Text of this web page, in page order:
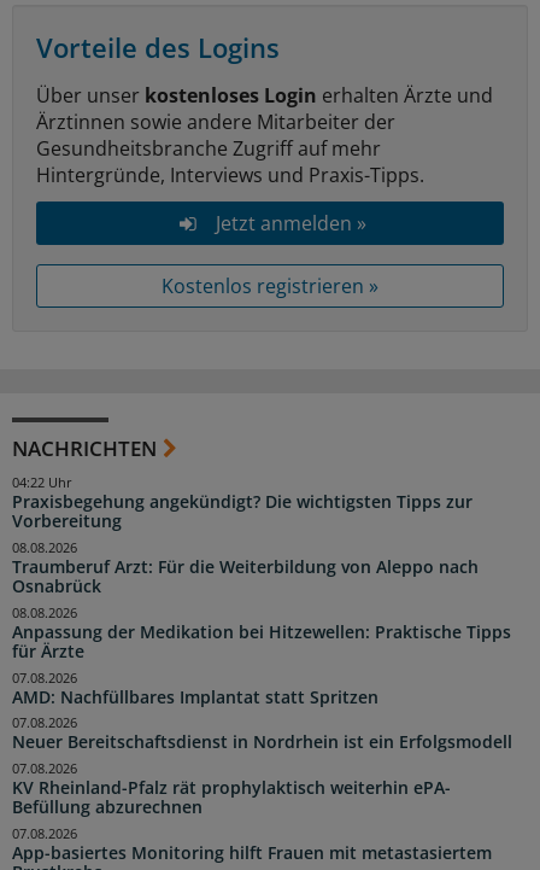
Vorteile des Logins
Über unser kostenloses Login erhalten Ärzte und
Ärztinnen sowie andere Mitarbeiter der
Gesundheitsbranche Zugriff auf mehr
Hintergründe, Interviews und Praxis-Tipps.
Jetzt anmelden »
Kostenlos registrieren »
NACHRICHTEN
Praxisbegehung angekündigt? Die wichtigsten Tipps zur
Vorbereitung
04:22 Uhr
Traumberuf Arzt: Für die Weiterbildung von Aleppo nach
Osnabrück
08.08.2026
Anpassung der Medikation bei Hitzewellen: Praktische Tipps
für Ärzte
08.08.2026
AMD: Nachfüllbares Implantat statt Spritzen
07.08.2026
Neuer Bereitschaftsdienst in Nordrhein ist ein Erfolgsmodell
07.08.2026
KV Rheinland-Pfalz rät prophylaktisch weiterhin ePA-
Befüllung abzurechnen
07.08.2026
App-basiertes Monitoring hilft Frauen mit metastasiertem
07.08.2026